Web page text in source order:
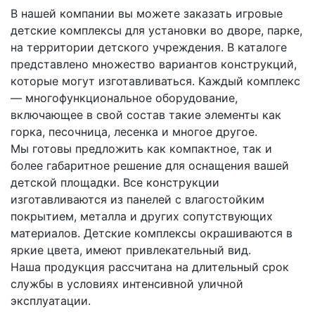
В нашей компании вы можете заказать игровые
детские комплексы для установки во дворе, парке,
на территории детского учреждения. В каталоге
представлено множество вариантов конструкций,
которые могут изготавливаться. Каждый комплекс
— многофункциональное оборудование,
включающее в свой состав такие элементы как
горка, песочница, лесенка и многое другое.
Мы готовы предложить как компактное, так и
более габаритное решение для оснащения вашей
детской площадки. Все конструкции
изготавливаются из панелей с влагостойким
покрытием, металла и других сопутствующих
материалов. Детские комплексы окрашиваются в
яркие цвета, имеют привлекательный вид.
Наша продукция рассчитана на длительный срок
службы в условиях интенсивной уличной
эксплуатации.